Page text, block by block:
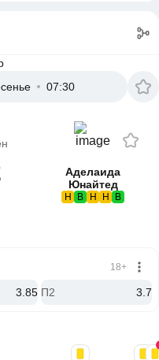
07:30
Аделаида
Юнайтед
Н В Н Н В
3.85 П2 3.7
18+